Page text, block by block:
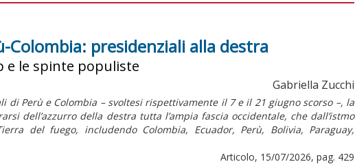
Colombia: presidenziali alla destra
e le spinte populiste
Gabriella Zucchi
di Perù e Colombia – svoltesi rispettivamente il 7 e il 21 giugno scorso –, la
dell’azzurro della destra tutta l’ampia fascia occidentale, che dall’istmo
del fuego, includendo Colombia, Ecuador, Perù, Bolivia, Paraguay,
Articolo, 15/07/2026, pag. 429